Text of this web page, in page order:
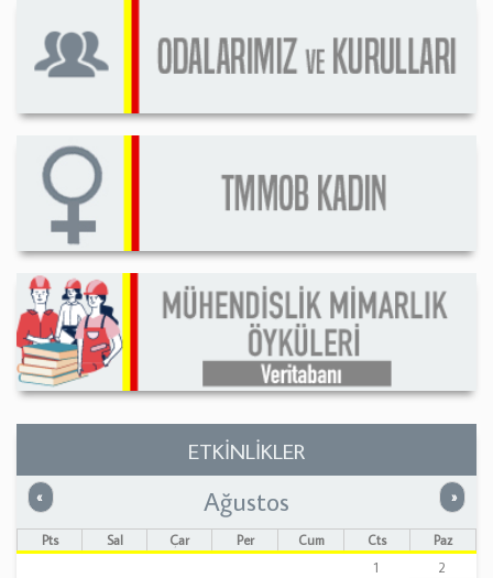
ETKİNLİKLER
« Önceki »
Ağustos
Pts Sal Çar Per Cum Cts
Paz
1
2